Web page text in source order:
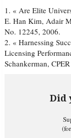
1. « Are Elite
E. Han Kim, Adair
No. 12245, 2006.
2. « Harnessing
Licensing
Schankerman,
Did